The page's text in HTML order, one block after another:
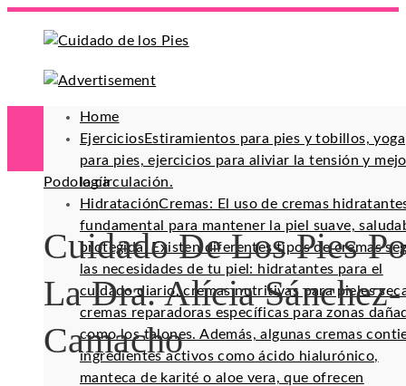
Home
EjerciciosEstiramientos para pies y tobillos, yoga
para pies, ejercicios para aliviar la tensión y
la circulación.
HidrataciónCremas: El uso de cremas
fundamental para mantener la piel suave,
protegida. Existen diferentes tipos de cremas
las necesidades de tu piel: hidratantes para el
cuidado diario, cremas nutritivas para pieles
cremas reparadoras específicas para zonas
como los talones. Además, algunas cremas
ingredientes activos como ácido hialurónico,
manteca de karité o aloe vera, que ofrecen
Podología
Cuidado De Los Pies
La Dra. Alícia Sánchez-
Camacho